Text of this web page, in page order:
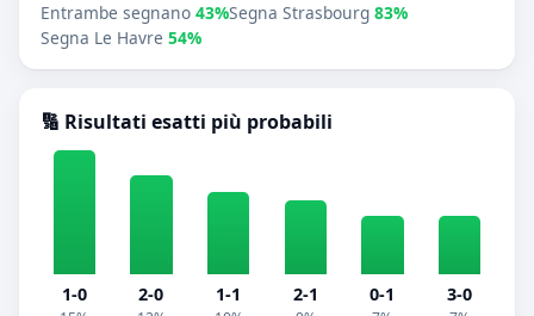
Entrambe segnano 43%Segna Strasbourg 83%
Segna Le Havre 54%
🔢 Risultati esatti più probabili
1-0 2-0 1-1 2-1 0-1 3-0